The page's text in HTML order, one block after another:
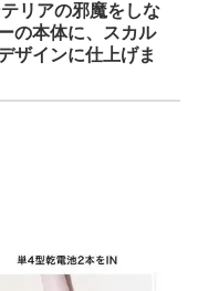
リアの邪魔をしな
の本体に、スカル
ザインに仕上げま